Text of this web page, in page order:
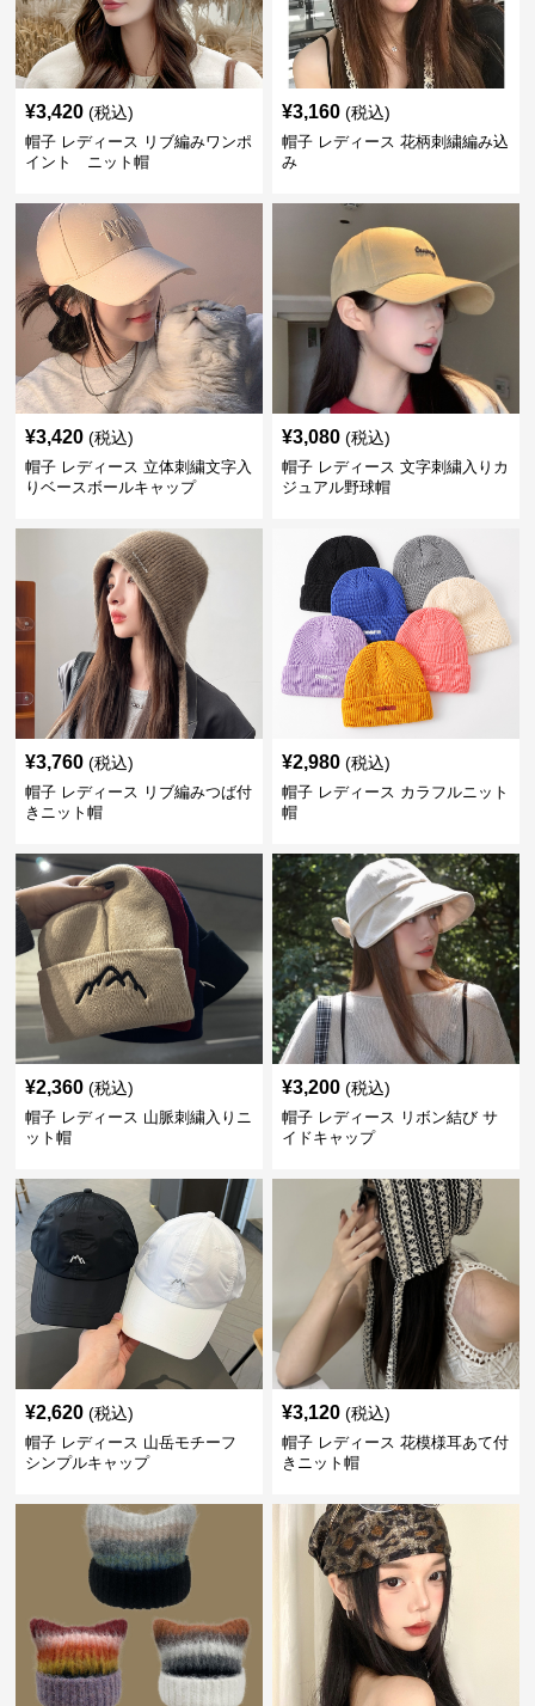
¥3,420 (税込)
帽子 レディース リブ編みワンポ
イント ニット帽
¥3,160 (税込)
帽子 レディース 花柄刺繍編み込
み
¥3,420 (税込)
帽子 レディース 立体刺繍文字入
りベースボールキャップ
¥3,080 (税込)
帽子 レディース 文字刺繍入りカ
ジュアル野球帽
¥3,760 (税込)
帽子 レディース リブ編みつば付
きニット帽
¥2,980 (税込)
帽子 レディース カラフルニット
帽
¥2,360 (税込)
帽子 レディース 山脈刺繍入りニ
ット帽
¥3,200 (税込)
帽子 レディース リボン結び サ
イドキャップ
¥2,620 (税込)
帽子 レディース 山岳モチーフ
シンプルキャップ
¥3,120 (税込)
帽子 レディース 花模様耳あて付
きニット帽